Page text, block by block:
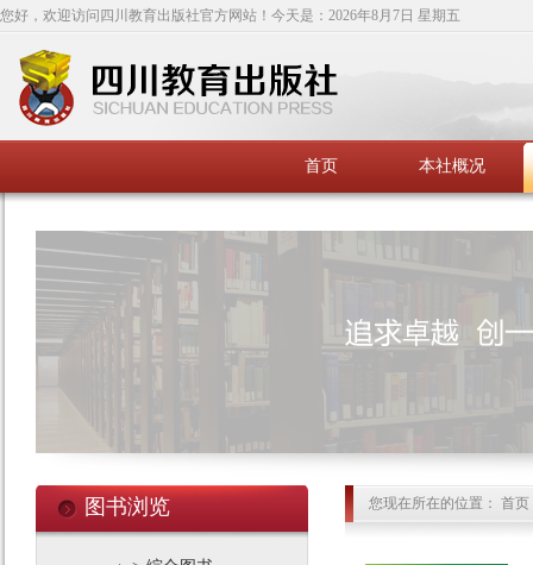
您好，欢迎访问四川教育出版社官方网站！今天是： 2026年8月7日 星期五
首页 本社概况
图书浏览 您现在所在的位置： 首